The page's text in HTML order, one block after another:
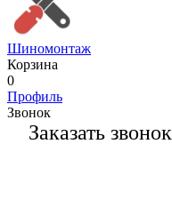
Шиномонтаж
Корзина
0
Профиль
Звонок
Заказать звонок